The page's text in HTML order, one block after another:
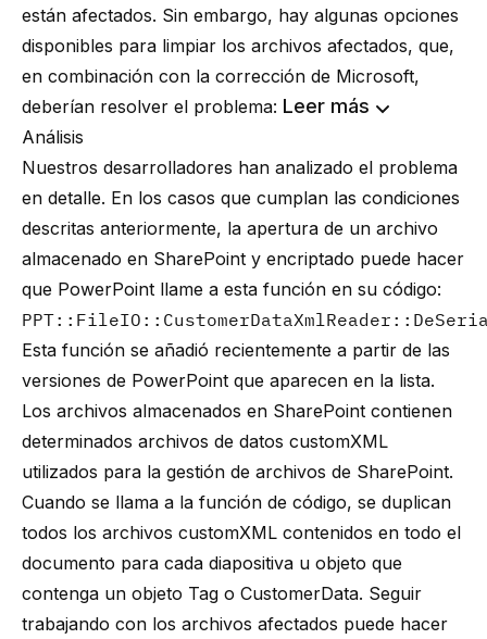
están afectados. Sin embargo, hay algunas opciones
disponibles para limpiar los archivos afectados, que,
en combinación con la corrección de Microsoft,
deberían resolver el problema: Leer más
Análisis
Nuestros desarrolladores han analizado el problema
en detalle. En los casos que cumplan las condiciones
descritas anteriormente, la apertura de un archivo
almacenado en SharePoint y encriptado puede hacer
que PowerPoint llame a esta función en su código:
Esta función se añadió recientemente a partir de las
versiones de PowerPoint que aparecen en la lista.
Los archivos almacenados en SharePoint contienen
determinados archivos de datos customXML
utilizados para la gestión de archivos de SharePoint.
Cuando se llama a la función de código, se duplican
todos los archivos customXML contenidos en todo el
documento para cada diapositiva u objeto que
contenga un objeto Tag o CustomerData. Seguir
trabajando con los archivos afectados puede hacer